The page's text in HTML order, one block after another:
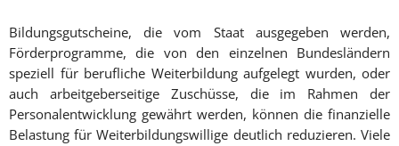
Bildungsgutscheine, die vom Staat ausgegeben werden,
Förderprogramme, die von den einzelnen Bundesländern
speziell für berufliche Weiterbildung aufgelegt wurden, oder
auch arbeitgeberseitige Zuschüsse, die im Rahmen der
Personalentwicklung gewährt werden, können die finanzielle
Belastung für Weiterbildungswillige deutlich reduzieren. Viele